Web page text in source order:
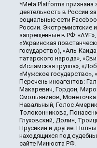
*Meta Platforms признана
деятельность в России
социальные сети
России. Экстремистские
запрещенные в РФ:
«Украинская
государство), «Аль-
татарского народа»,
«Исламская группа»,
«Мужское государство»,
Перечень иноагентов:
Макаревич, Гордон,
Смольянинов,
Навальный, Голос
Толоконникова,
Глуховский, Долин,
Прусикин и другие.
находящихся под
сайте Минюста РФ.